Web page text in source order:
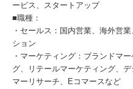
ービス、スタートアップ
■職種：
・セールス：国内営業、海外営
ション
・マーケティング：ブランドマ
グ、リテールマーケティング、
マーリサーチ、Eコマースなど